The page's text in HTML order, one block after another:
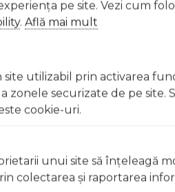
pe site. Vezi cum
. Află mai mult
utilizabil prin activarea
zonele securizate de pe site.
cookie-uri.
unui site să înţeleagă
colectarea şi raportarea